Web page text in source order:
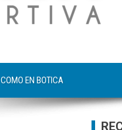
COMO EN BOTICA